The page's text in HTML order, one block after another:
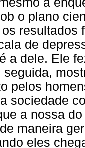
o plano
de
a dele. Ele
pelos
sociedade
a nossa
maneira
eles